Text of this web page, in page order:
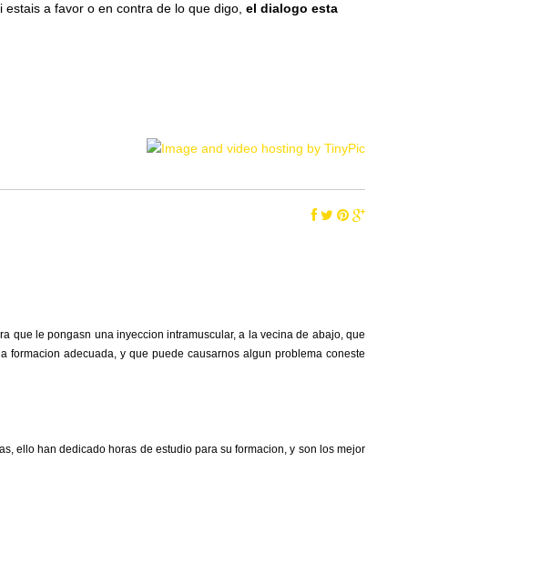
a favor o en contra de lo que digo, el dialogo esta
que le pongasn una inyeccion intramuscular, a la vecina de abajo, que
adecuada, y que puede causarnos algun problema coneste
ello han dedicado horas de estudio para su formacion, y son los mejor